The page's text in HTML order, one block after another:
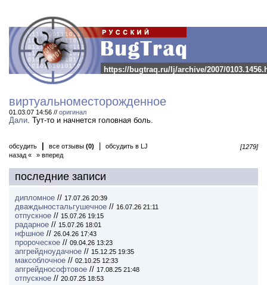
https://bugtraq.ru/lj/archive/2007/
виртуальноместорожденное
01.03.07 14:56 // оригинал
Дали. Тут-то и начнется головная боль.
обсудить все отзывы (0) обсудить в LJ
[1279]
назад «
» вперед
последние записи
дипломное // 17.07.26 20:39
дваждыностальгушечное // 16.07.26 21:11
отпускное // 15.07.26 19:15
радарное // 15.07.26 18:01
нфшное // 26.04.26 17:43
пророческое // 09.04.26 13:23
апгрейдноудачное // 15.12.25 19:35
максоблочное // 02.10.25 12:33
апгрейднософтовое // 17.08.25 21:48
отпускное // 20.07.25 18:53